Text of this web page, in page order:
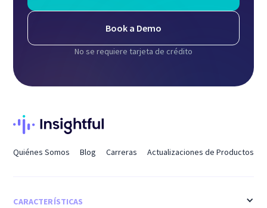
Book a Demo
No se requiere tarjeta de crédito
Quiénes Somos Blog Carreras Actualizaciones de Productos
CARACTERÍSTICAS